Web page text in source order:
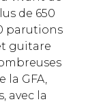
de 650
parutions
guitare
la GFA,
avec la